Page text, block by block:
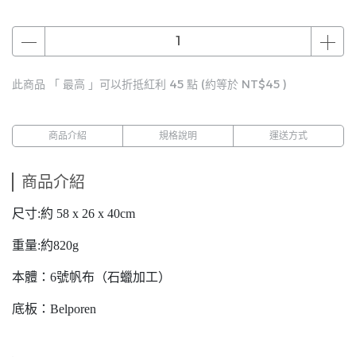
此商品 「 最高 」可以折抵紅利 45 點 (約等於 NT$45 )
商品介紹 規格說明 運送方式
商品介紹
尺寸:約 58 x 26 x 40cm
重量:約820g
本體：6號帆布（石蠟加工）
底板：Belporen